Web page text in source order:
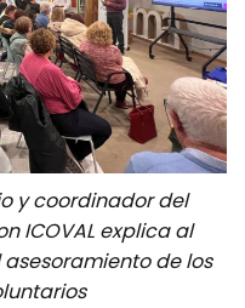
y coordinador del
ICOVAL explica al
de los